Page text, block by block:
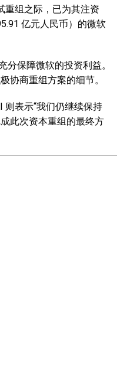
重组之际，已为其注资
亿元人民币）的微软
分保障微软的投资利益。
协商重组方案的细节。
则表示“我们仍继续保持
此次资本重组的最终方